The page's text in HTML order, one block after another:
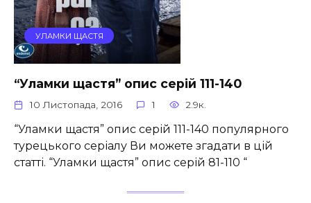
УЛАМКИ ЩАСТЯ
“Уламки щастя” опис серій 111-140
10 Листопада, 2016 1 2.9к.
“Уламки щастя” опис серій 111-140 популярного
турецького серіалу Ви можете згадати в цій
статті. “Уламки щастя” опис серій 81-110 “